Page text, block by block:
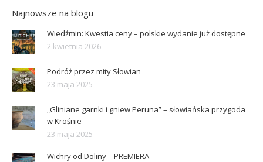
Najnowsze na blogu
Wiedźmin: Kwestia ceny – polskie wydanie już dostępne
2 kwietnia 2026
Podróż przez mity Słowian
23 maja 2025
„Gliniane garnki i gniew Peruna” – słowiańska przygoda
w Krośnie
23 maja 2025
Wichry od Doliny – PREMIERA